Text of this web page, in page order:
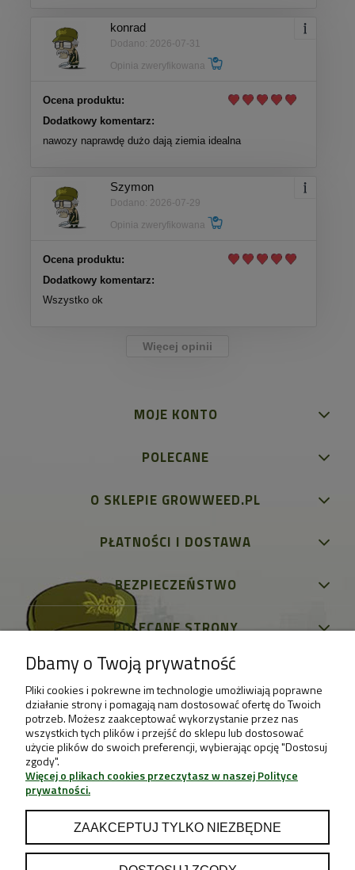
konrad
Dodano: 2026-07-31
Opinia zweryfikowana
Ocena produktu:
Dodatkowy komentarz:
nawozy naprawdę dużo dają ziemia idealna
Szymon
Dodano: 2026-07-29
Opinia zweryfikowana
Ocena produktu:
Dodatkowy komentarz:
Wszystko ok
Więcej opinii
MOJE KONTO
POLECANE
O SKLEPIE GROWWEED.PL
PŁATNOŚCI I DOSTAWA
BEZPIECZEŃSTWO
POLECANE STRONY
Dbamy o Twoją prywatność
Pliki cookies i pokrewne im technologie umożliwiają poprawne
działanie strony i pomagają nam dostosować ofertę do Twoich
potrzeb. Możesz zaakceptować wykorzystanie przez nas
wszystkich tych plików i przejść do sklepu lub dostosować
użycie plików do swoich preferencji, wybierając opcję "Dostosuj
zgody".
Więcej o plikach cookies przeczytasz w naszej Polityce
prywatności.
ZAAKCEPTUJ TYLKO NIEZBĘDNE